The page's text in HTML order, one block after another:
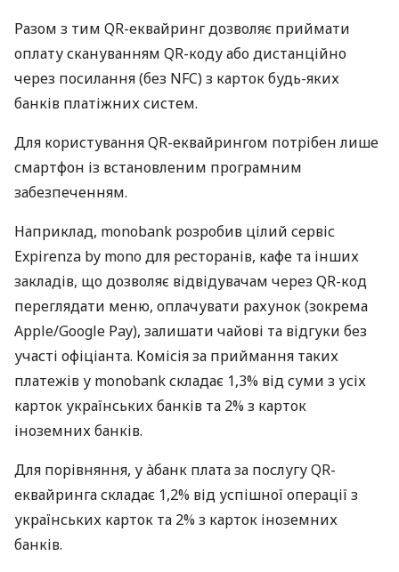
Разом з тим QR-еквайринг дозволяє приймати
оплату скануванням QR-коду або дистанційно
через посилання (без NFC) з карток будь-яких
банків платіжних систем.
Для користування QR-еквайрингом потрібен лише
смартфон із встановленим програмним
забезпеченням.
Наприклад, monobank розробив цілий сервіс
Expirenza by mono для ресторанів, кафе та інших
закладів, що дозволяє відвідувачам через QR-код
переглядати меню, оплачувати рахунок (зокрема
Apple/Google Pay), залишати чайові та відгуки без
участі офіціанта. Комісія за приймання таких
платежів у monobank складає 1,3% від суми з усіх
карток українських банків та 2% з карток
іноземних банків.
Для порівняння, у àбанк плата за послугу QR-
еквайринга складає 1,2% від успішної операції з
українських карток та 2% з карток іноземних
банків.